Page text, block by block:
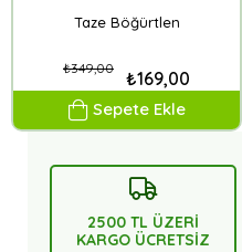
Taze Böğürtlen
₺169,00
₺349,00
Sepete Ekle
2500 TL ÜZERİ
KARGO ÜCRETSİZ